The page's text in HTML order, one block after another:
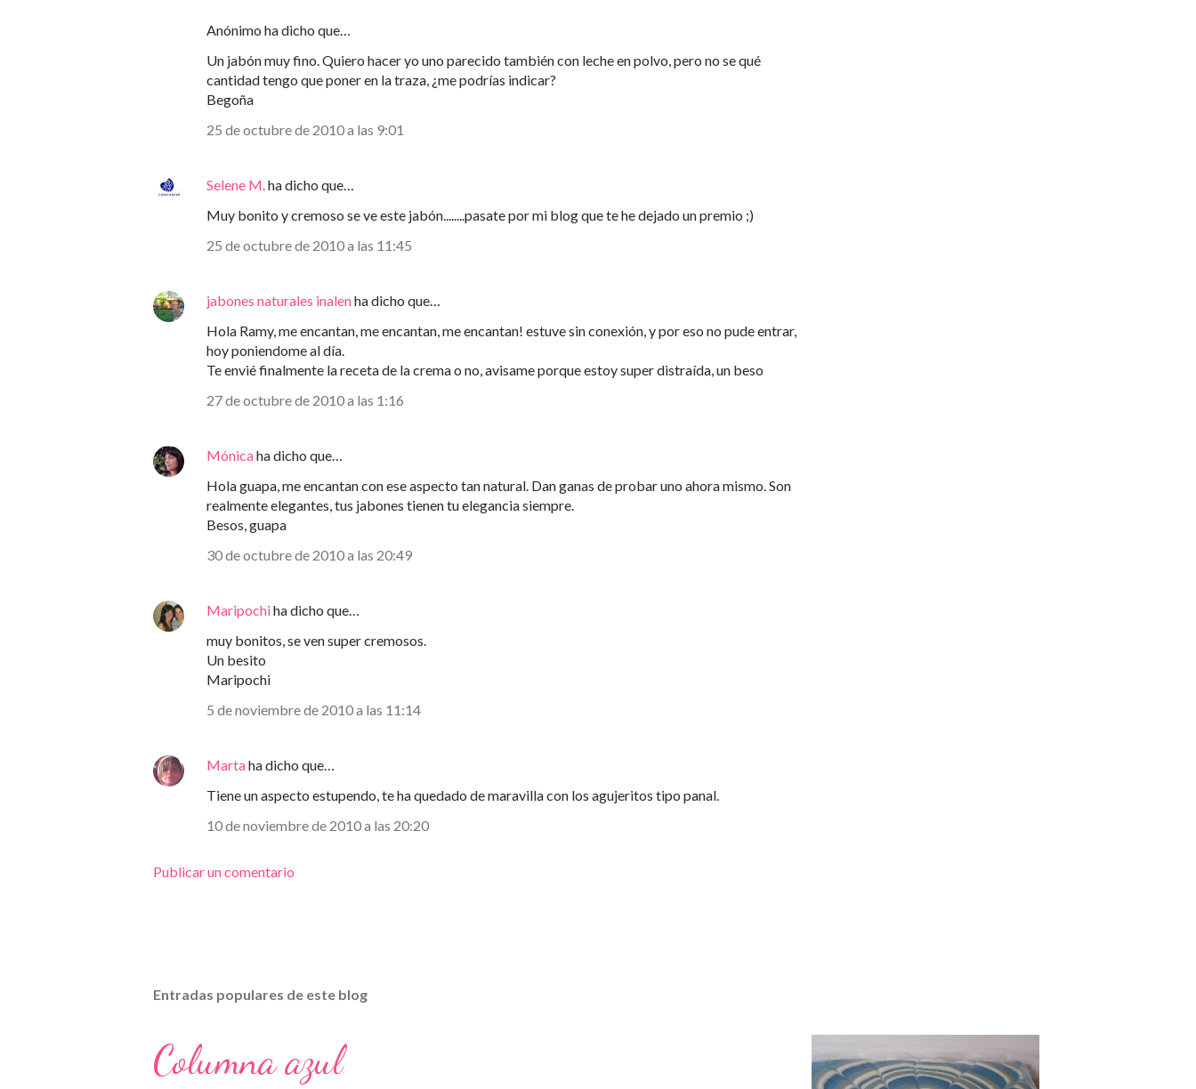
Anónimo ha dicho que…
Un jabón muy fino. Quiero hacer yo uno parecido también con leche en polvo, pero no se qué
cantidad tengo que poner en la traza, ¿me podrías indicar?
Begoña
25 de octubre de 2010 a las 9:01
Selene M.ha dicho que…
Muy bonito y cremoso se ve este jabón........pasate por mi blog que te he dejado un premio ;)
25 de octubre de 2010 a las 11:45
jabones naturales inalenha dicho que…
Hola Ramy, me encantan, me encantan, me encantan! estuve sin conexión, y por eso no pude entrar,
hoy poniendome al día.
Te envié finalmente la receta de la crema o no, avisame porque estoy super distraída, un beso
27 de octubre de 2010 a las 1:16
Mónicaha dicho que…
Hola guapa, me encantan con ese aspecto tan natural. Dan ganas de probar uno ahora mismo. Son
realmente elegantes, tus jabones tienen tu elegancia siempre.
Besos, guapa
30 de octubre de 2010 a las 20:49
Maripochiha dicho que…
muy bonitos, se ven super cremosos.
Un besito
Maripochi
5 de noviembre de 2010 a las 11:14
Martaha dicho que…
Tiene un aspecto estupendo, te ha quedado de maravilla con los agujeritos tipo panal.
10 de noviembre de 2010 a las 20:20
Publicar un comentario
Entradas populares de este blog
Columna azul